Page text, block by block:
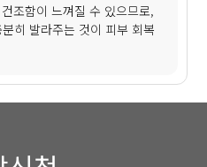
조함이 느껴질 수 있으므로,
히 발라주는 것이 피부 회복